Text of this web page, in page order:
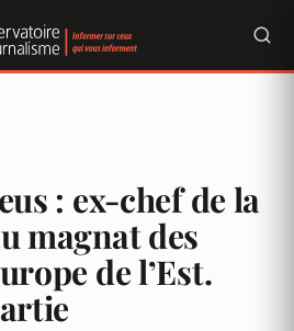
: ex-chef de la
magnat des
de l’Est.